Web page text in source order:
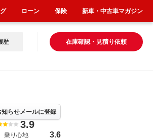
在庫確認・見積り依頼
歴
知らせメールに登録
3.9
乗り心地 3.6
ローン 保険 新車・中古車マガジン